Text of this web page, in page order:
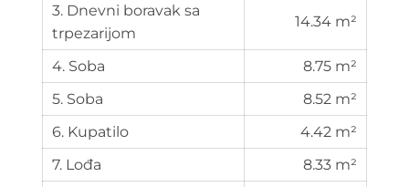
3. Dnevni boravak sa
trpezarijom
14.34 m²
4. Soba
8.75 m²
5. Soba
8.52 m²
6. Kupatilo
4.42 m²
7. Lođa
8.33 m²